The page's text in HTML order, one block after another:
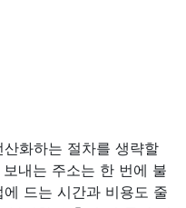
화하는 절차를 생략할
내는 주소는 한 번에 불
드는 시간과 비용도 줄